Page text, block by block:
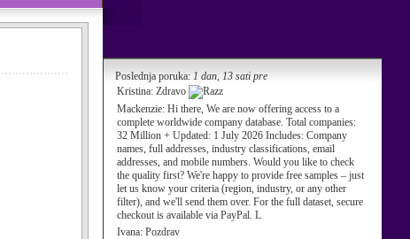
Poslednja poruka: 1 dan, 13 sati pre
Kristina: Zdravo
Mackenzie: Hi there, We are now offering access to a
complete worldwide company database. Total companies:
32 Million + Updated: 1 July 2026 Includes: Company
names, full addresses, industry classifications, email
addresses, and mobile numbers. Would you like to check
the quality first? We're happy to provide free samples – just
let us know your criteria (region, industry, or any other
filter), and we'll send them over. For the full dataset, secure
checkout is available via PayPal. L
Ivana: Pozdrav